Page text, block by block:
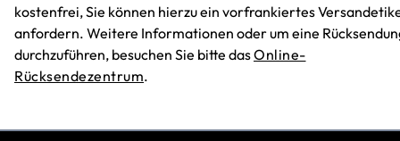
kostenfrei, Sie können hierzu ein vorfrankiertes
anfordern. Weitere Informationen oder um eine
durchzuführen, besuchen Sie bitte dasOnline-
Rücksendezentrum.